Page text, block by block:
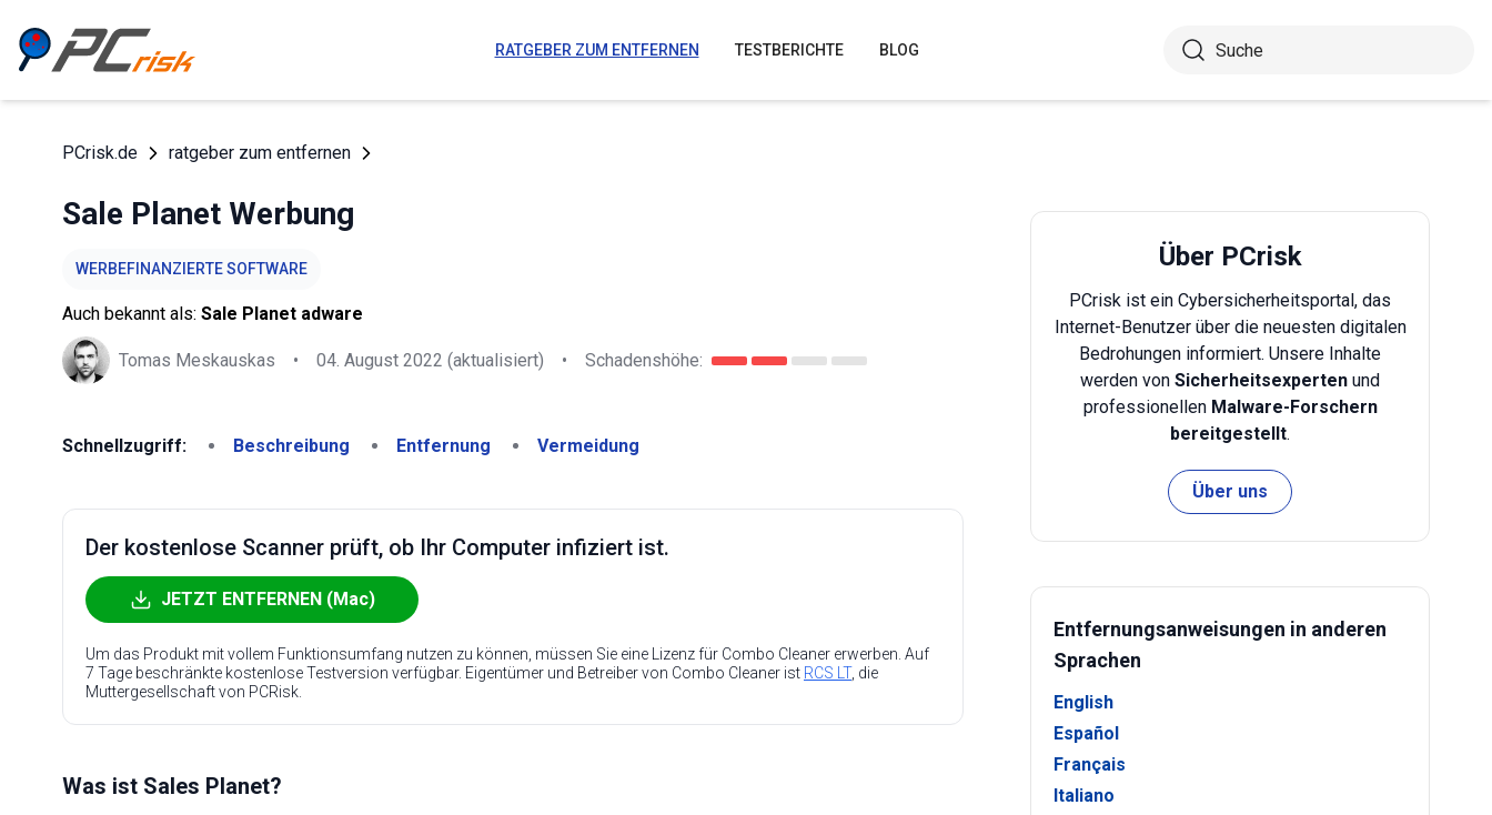
RATGEBER ZUM ENTFERNEN TESTBERICHTE BLOG
PCrisk.de ratgeber zum entfernen
Sale Planet Werbung
WERBEFINANZIERTE SOFTWARE
Auch bekannt als: Sale Planet adware
Tomas Meskauskas • 04. August 2022 (aktualisiert) • Schadenshöhe:
Schnellzugriff: Beschreibung Entfernung Vermeidung
Der kostenlose Scanner prüft, ob Ihr Computer infiziert ist.
JETZT ENTFERNEN (Mac)
Um das Produkt mit vollem Funktionsumfang nutzen zu können, müssen Sie eine Lizenz für Combo Cleaner erwerben. Auf
7 Tage beschränkte kostenlose Testversion verfügbar. Eigentümer und Betreiber von Combo Cleaner ist RCS LT, die
Muttergesellschaft von PCRisk.
Was ist Sales Planet?
Über PCrisk
PCrisk ist ein Cybersicherheitsportal, das
Internet-Benutzer über die neuesten digitalen
Bedrohungen informiert. Unsere Inhalte
werden von Sicherheitsexperten und
professionellen Malware-Forschern
bereitgestellt.
Über uns
Entfernungsanweisungen in anderen
Sprachen
English
Español
Français
Italiano